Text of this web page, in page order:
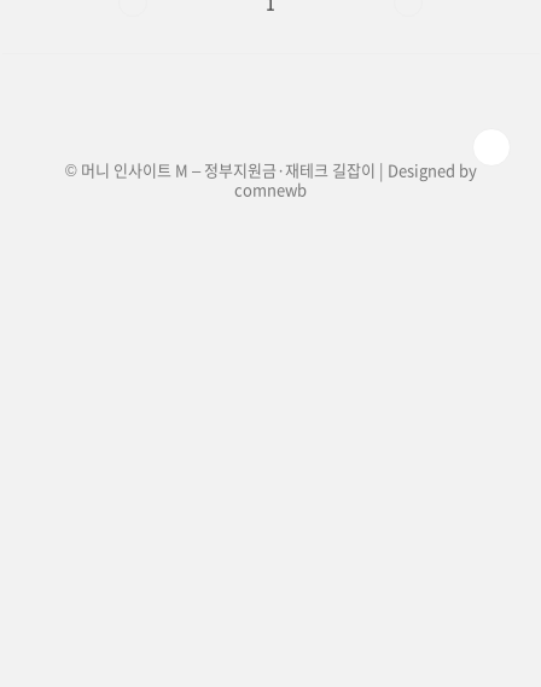
© 머니 인사이트 M – 정부지원금·재테크 길잡이 | Designed by
comnewb